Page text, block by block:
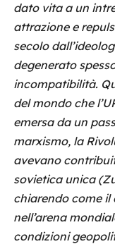
dato vita a un
attrazione e
secolo
degenerato
incompatibilità.
del mondo che
emersa da un
marxismo, la
avevano
sovietica unica
chiarendo come
nell’arena
condizioni